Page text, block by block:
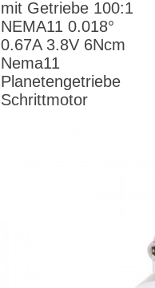
mit Getriebe 100:1
NEMA11 0.018°
0.67A 3.8V 6Ncm
Nema11
Planetengetriebe
Schrittmotor